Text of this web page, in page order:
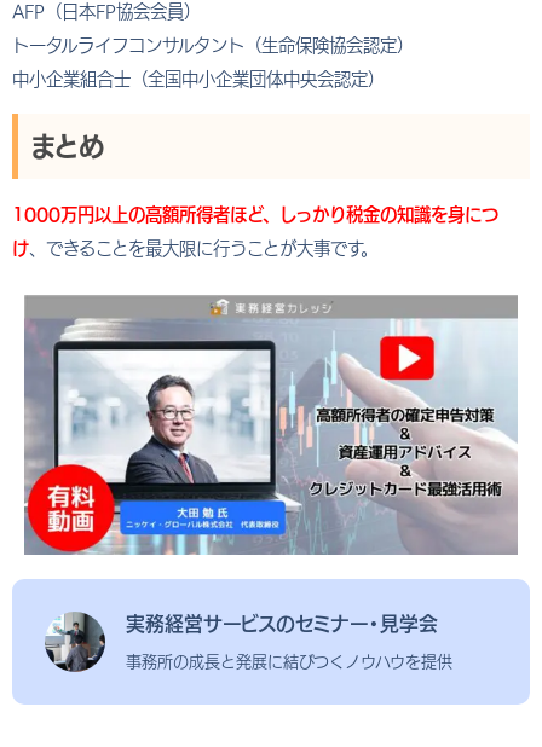
AFP（日本FP協会会員）
トータルライフコンサルタント（生命保険協会認定）
中小企業組合士（全国中小企業団体中央会認定）
まとめ
1000万円以上の高額所得者ほど、しっかり税金の知識を身につ
け 、できることを最大限に行うことが大事です。
実務経営サービスのセミナー・見学会
事務所の成長と発展に結びつくノウハウを提供